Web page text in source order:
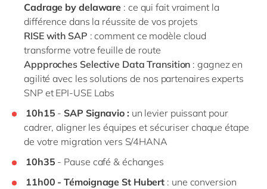
Cadrage by delaware : ce qui fait vraiment la
différence dans la réussite de vos projets
RISE with SAP : comment ce modèle cloud
transforme votre feuille de route
Appproches Selective Data Transition : gagnez en
agilité avec les solutions de nos partenaires experts
SNP et EPI-USE Labs
10h15 -SAP Signavio : un levier puissant pour
cadrer, aligner les équipes et sécuriser chaque étape
de votre migration vers S/4HANA
10h35 - Pause café & échanges
11h00 - Témoignage St Hubert : une conversion